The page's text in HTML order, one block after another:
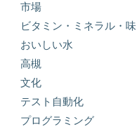
市場
ビタミン・ミネラル・味
おいしい水
高槻
文化
テスト自動化
プログラミング